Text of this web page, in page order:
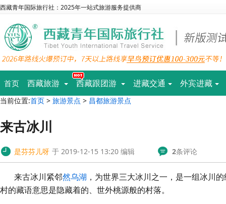
西藏青年国际旅行社：2025年一站式旅游服务提供商
首页 西藏旅游 西藏跟团游 进藏交通 外宾进藏
当前位置:首页 > 旅游景点 > 昌都旅游景点
来古冰川
是芬芬儿呀 于 2019-12-15 13:20 编辑 2条评论
来古冰川紧邻然乌湖 ，为世界三大冰川之一，是一组冰川
村的藏语意思是隐藏着的、世外桃源般的村落。